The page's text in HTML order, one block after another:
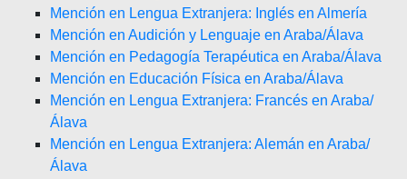
Mención en Lengua Extranjera: Inglés en Almería
Mención en Audición y Lenguaje en Araba/Álava
Mención en Pedagogía Terapéutica en Araba/Álava
Mención en Educación Física en Araba/Álava
Mención en Lengua Extranjera: Francés en Araba/
Álava
Mención en Lengua Extranjera: Alemán en Araba/
Álava